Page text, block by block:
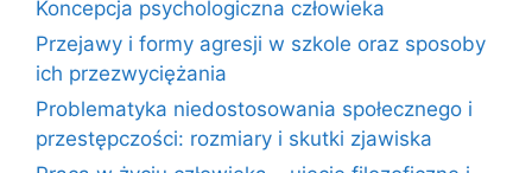
Koncepcja psychologiczna człowieka
Przejawy i formy agresji w szkole oraz sposoby
ich przezwyciężania
Problematyka niedostosowania społecznego i
przestępczości: rozmiary i skutki zjawiska